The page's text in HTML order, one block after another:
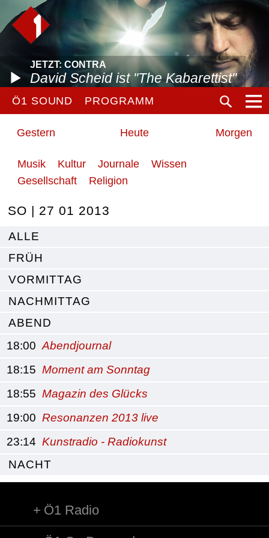
JETZT: CONTRA
David Scheid ist "The Kabarettist"
Ö1 SOUND PROGRAMM
Gestern Heute Morgen
Musik Kultur Journale
Wissen
Gesellschaft
Religion
SO | 27 01 2013
ALLE
FRÜH
VORMITTAG
NACHMITTAG
ABEND
18:00 Abendjournal
18:15 Moment am Sonntag
18:55 Magazin des Glücks
19:00 Resonanzen 2013 live
23:14 Kunstradio - Radiokunst
NACHT
Ö1 Radio